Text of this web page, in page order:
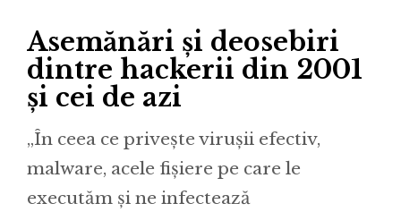
Asemănări și deosebiri
dintre hackerii din 2001
și cei de azi
„În ceea ce privește virușii efectiv,
malware, acele fișiere pe care le
executăm și ne infectează